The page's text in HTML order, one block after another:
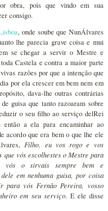
obra, pois que vindo em sua
consigo.
, onde soube que NunÁlvares
lhe parecia grave coisa e mui
se chegar a servir o Mestre e
Castela e contra a maior parte
razões por que a intenção que
por ela crescer em bem nem em
dava-lhe outras contrárias
guisa que tanto razoaram sobre
o seu filho ao serviço delRei
a ela para encaminhar ao
acordo que era bem o que lhe ele
Filho, eu vos rogo e vos
que vós escolhestes o Mestre para
o sirvais sempre bem e
em nenhuma guisa, por coisa
vós Fernão Pereira, vosso
em seu serviço. E ele disse